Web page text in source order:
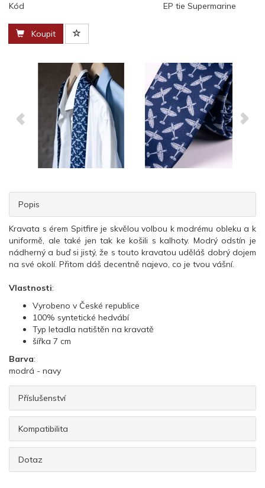
Kód
EP tie Supermarine
Koupit
Popis
Kravata s érem Spitfire je skvělou volbou k modrému obleku a k
uniformě, ale také jen tak ke košili s kalhoty. Modrý odstín je
nádherný a buď si jistý, že s touto kravatou uděláš dobrý dojem
na své okolí. Přitom dáš decentně najevo, co je tvou vášní.
Vlastnosti:
Vyrobeno v České republice
100% syntetické hedvábí
Typ letadla natištěn na kravatě
šířka 7 cm
Barva:
modrá - navy
Příslušenství
Kompatibilita
Dotaz